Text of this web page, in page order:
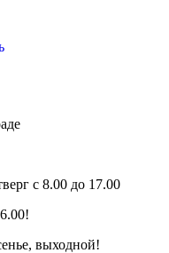
с 8.00 до 17.00
выходной!